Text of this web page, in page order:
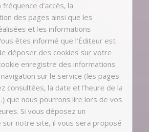
d’accès, la
des pages ainsi que les
et les informations
êtes informé que l’Éditeur est
déposer des cookies sur votre
enregistre des informations
sur le service (les pages
consultées, la date et l’heure de la
que nous pourrons lire lors de vos
Si vous déposez un
sur notre site, il vous sera proposé